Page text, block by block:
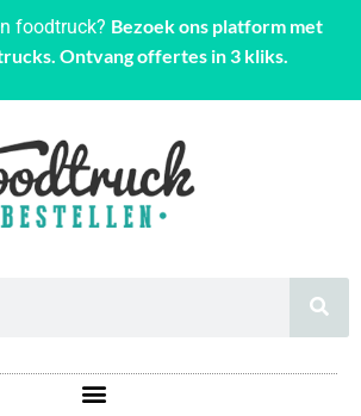
foodtruck? Bezoek ons platform met
Ontvang offertes in 3 kliks.